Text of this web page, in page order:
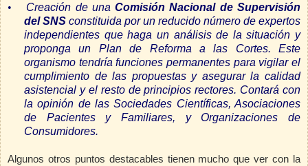
• Creación de unaComisión Nacional de Supervisión
del SNS constituida por un reducido número de expertos
independientes que haga un análisis de la situación y
proponga un Plan de Reforma a las Cortes. Este
organismo tendría funciones permanentes para vigilar el
cumplimiento de las propuestas y asegurar la calidad
asistencial y el resto de principios rectores. Contará con
la opinión de las Sociedades Científicas, Asociaciones
de Pacientes y Familiares, y Organizaciones de
Consumidores.
Algunos otros puntos destacables tienen mucho que ver con la